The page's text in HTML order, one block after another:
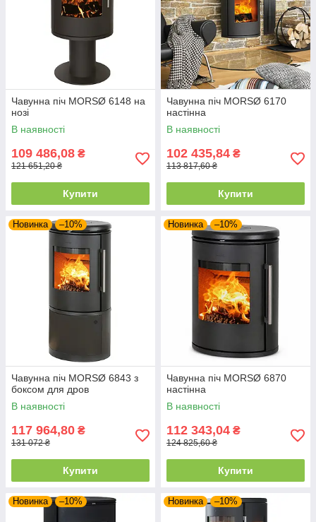
Чавунна піч MORSØ 6148 на
нозі
В наявності
109 486,08 ₴
121 651,20 ₴
Купити
Чавунна піч MORSØ 6170
настінна
В наявності
102 435,84 ₴
113 817,60 ₴
Купити
Новинка –10%
Чавунна піч MORSØ 6843 з
боксом для дров
В наявності
117 964,80 ₴
131 072 ₴
Купити
Новинка –10%
Чавунна піч MORSØ 6870
настінна
В наявності
112 343,04 ₴
124 825,60 ₴
Купити
Новинка –10% Новинка –10%